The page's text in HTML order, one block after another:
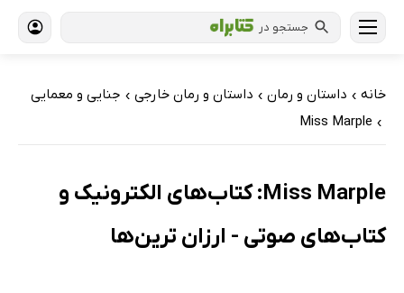
جستجو در
خانه › داستان و رمان › داستان و رمان خارجی › جنایی و معمایی
›
Miss Marple
Miss Marple: کتاب‌های الکترونیک و
کتاب‌های صوتی - ارزان ترین‌ها